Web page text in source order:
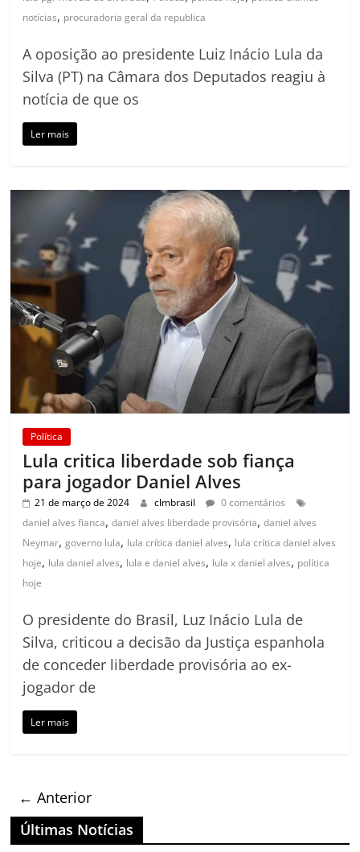
notícias, procuradoria geral da republica
A oposição ao presidente Luiz Inácio Lula da
Silva (PT) na Câmara dos Deputados reagiu à
notícia de que os
Ler mais
Política
Lula critica liberdade sob fiança
para jogador Daniel Alves
21 de março de 2024 clmbrasil
0 comentários
daniel alves fianca,daniel alves liberdade provisória,daniel alves
Neymar,governo lula, lula crítica daniel alves, lula crítica daniel alves
hoje, lula daniel alves, lula e daniel alves, lula x daniel alves, política
hoje
O presidente do Brasil, Luz Inácio Lula de
Silva, criticou a decisão da Justiça espanhola
de conceder liberdade provisória ao ex-
jogador de
Ler mais
← Anterior
Últimas Notícias